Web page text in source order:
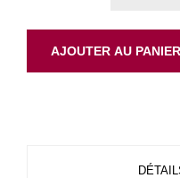
AJOUTER AU PANIER